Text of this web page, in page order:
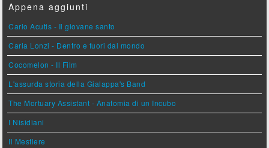
Appena aggiunti
Carlo Acutis - Il giovane santo
Carla Lonzi - Dentro e fuori dal mondo
Cocomelon - Il Film
L'assurda storia della Gialappa's Band
The Mortuary Assistant - Anatomia di un Incubo
I Nisidiani
Il Mestiere